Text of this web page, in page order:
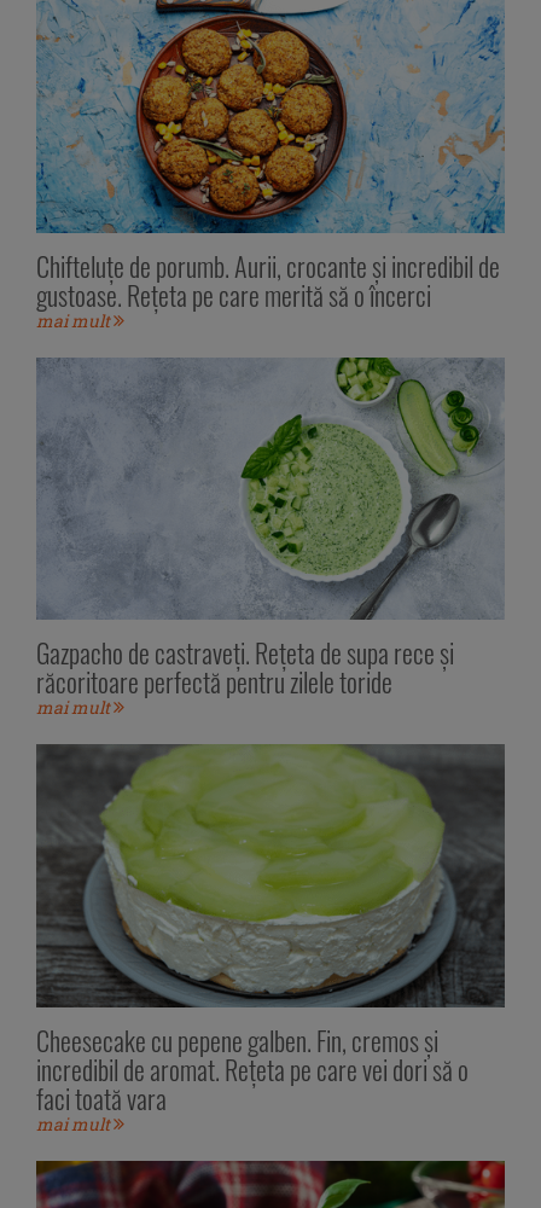
Chifteluțe de porumb. Aurii, crocante și incredibil de
gustoase. Rețeta pe care merită să o încerci
mai mult
Gazpacho de castraveți. Rețeta de supa rece și
răcoritoare perfectă pentru zilele toride
mai mult
Cheesecake cu pepene galben. Fin, cremos și
incredibil de aromat. Rețeta pe care vei dori să o
faci toată vara
mai mult